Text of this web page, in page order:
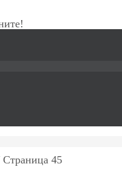
Страница 45